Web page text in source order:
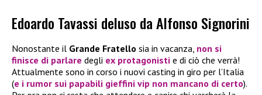
Edoardo Tavassi deluso da Alfonso Signorini
Nonostante il Grande Fratello sia in vacanza, non si
finisce di parlare degli ex protagonisti e di ciò che verrà!
Attualmente sono in corso i nuovi casting in giro per l’Italia
(e i rumor sui papabili gieffini vip non mancano di certo).